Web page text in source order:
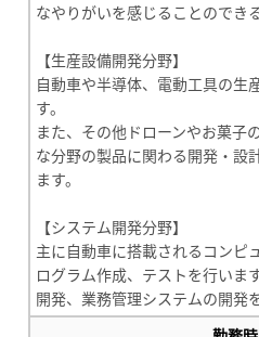
なやりがいを感じることのでき
【生産設備開発分野】
自動車や半導体、電動工具の生
す。
また、その他ドローンやお菓子
な分野の製品に関わる開発・設
ます。
【システム開発分野】
主に自動車に搭載されるコンピ
ログラム作成、テストを行いま
開発、業務管理システムの開発